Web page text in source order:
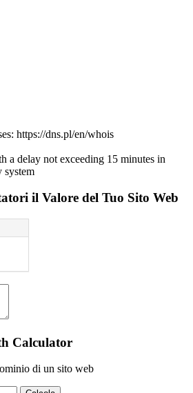
https://dns.pl/en/whois
a delay not exceeding 15 minutes in
system
il Valore del Tuo Sito Web
Calculator
di un sito web